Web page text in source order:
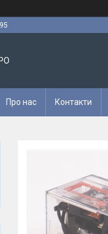
Про нас Контакти